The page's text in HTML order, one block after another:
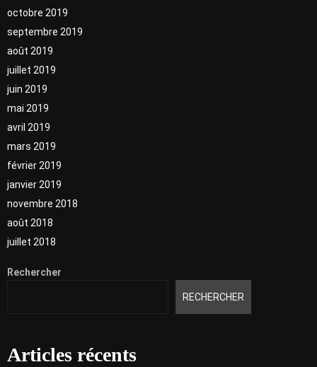
octobre 2019
septembre 2019
août 2019
juillet 2019
juin 2019
mai 2019
avril 2019
mars 2019
février 2019
janvier 2019
novembre 2018
août 2018
juillet 2018
Rechercher
RECHERCHER
Articles récents